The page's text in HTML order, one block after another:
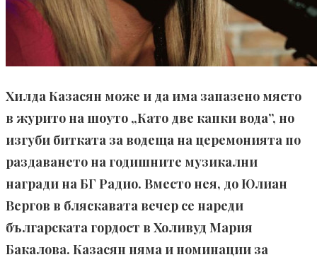
Хилда Казасян може и да има запазено място
в журито на шоуто „Като две капки вода”, но
изгуби битката за водеща на церемонията по
раздаването на годишните музикални
награди на БГ Радио. Вместо нея, до Юлиан
Вергов в бляскавата вечер се нареди
българската гордост в Холивуд Мария
Бакалова. Казасян няма и номинации за